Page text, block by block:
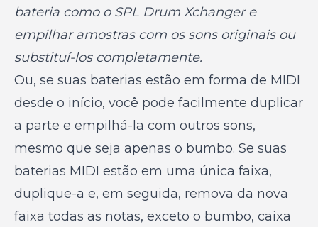
bateria como o SPL Drum Xchanger e
empilhar amostras com os sons originais ou
substituí-los completamente.
Ou, se suas baterias estão em forma de MIDI
desde o início, você pode facilmente duplicar
a parte e empilhá-la com outros sons,
mesmo que seja apenas o bumbo. Se suas
baterias MIDI estão em uma única faixa,
duplique-a e, em seguida, remova da nova
faixa todas as notas, exceto o bumbo, caixa